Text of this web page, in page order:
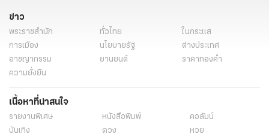
ข่าว
พระราชสำนัก ทั่วไทย
ในกระแส
การเมือง
นโยบายรัฐ
ต่างประเทศ
อาชญากรรม
ยานยนต์
ราคาทองคำ
ความยั่งยืน
เนื้อหาที่น่าสนใจ
รายงานพิเศษ หนังสือพิมพ์
คอลัมน์
บันเทิง
ดวง
หวย